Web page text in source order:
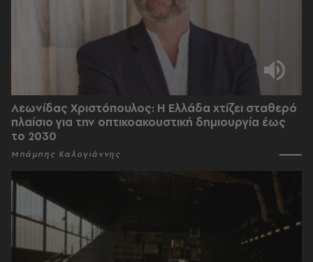
Λεωνίδας Χριστόπουλος: Η Ελλάδα χτίζει σταθερό
πλαίσιο για την οπτικοακουστική δημιουργία έως
το 2030
Μπάμπης Καλογιάννης